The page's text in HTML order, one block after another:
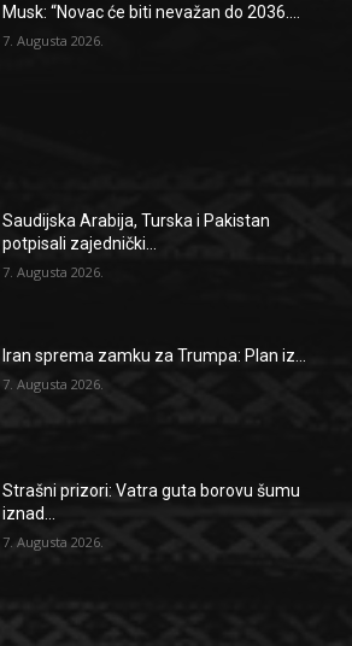
Musk: “Novac će biti nevažan do 2036....
7. Augusta 2026.
Saudijska Arabija, Turska i Pakistan
potpisali zajednički...
7. Augusta 2026.
Iran sprema zamku za Trumpa: Plan iz...
7. Augusta 2026.
Strašni prizori: Vatra guta borovu šumu
iznad...
7. Augusta 2026.